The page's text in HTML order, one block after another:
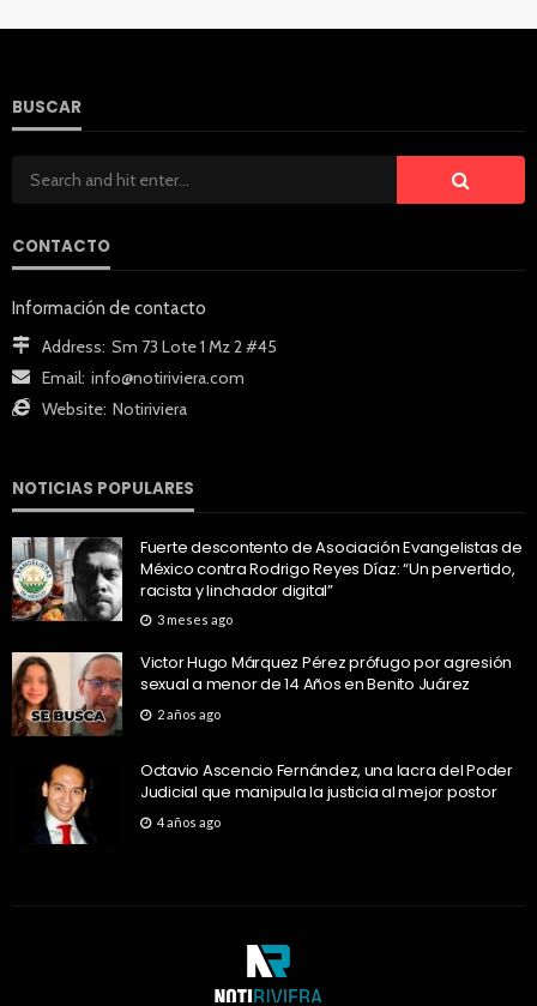
BUSCAR
CONTACTO
Información de contacto
Address: Sm 73 Lote 1 Mz 2 #45
Email: info@notiriviera.com
Website: Notiriviera
NOTICIAS POPULARES
Fuerte descontento de Asociación Evangelistas de
México contra Rodrigo Reyes Díaz: “Un pervertido,
racista y linchador digital”
3 meses ago
Victor Hugo Márquez Pérez prófugo por agresión
sexual a menor de 14 Años en Benito Juárez
2 años ago
Octavio Ascencio Fernández, una lacra del Poder
Judicial que manipula la justicia al mejor postor
4 años ago